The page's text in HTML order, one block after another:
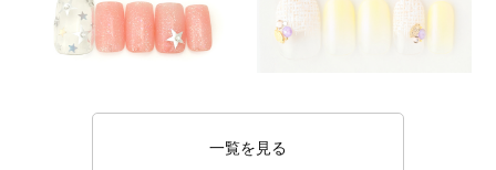
一覧を見る